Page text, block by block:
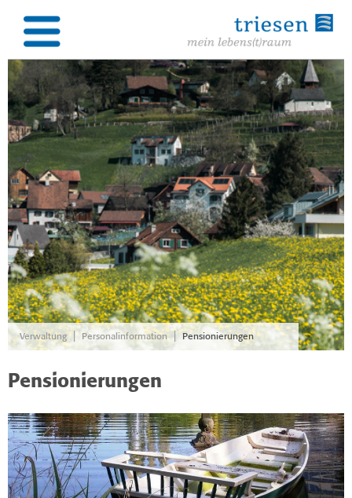
Verwaltung Personalinformation | Pensionierungen
Pensionierungen